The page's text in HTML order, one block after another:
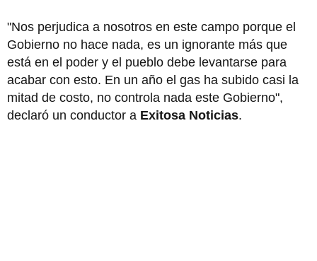
"Nos perjudica a nosotros en este campo porque el
Gobierno no hace nada, es un ignorante más que
está en el poder y el pueblo debe levantarse para
acabar con esto. En un año el gas ha subido casi la
mitad de costo, no controla nada este Gobierno",
declaró un conductor a Exitosa Noticias.